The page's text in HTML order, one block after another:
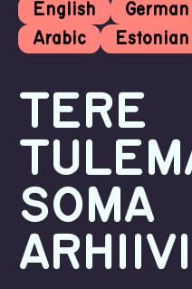
English German
Arabic
Estonian
TERE
SOMA